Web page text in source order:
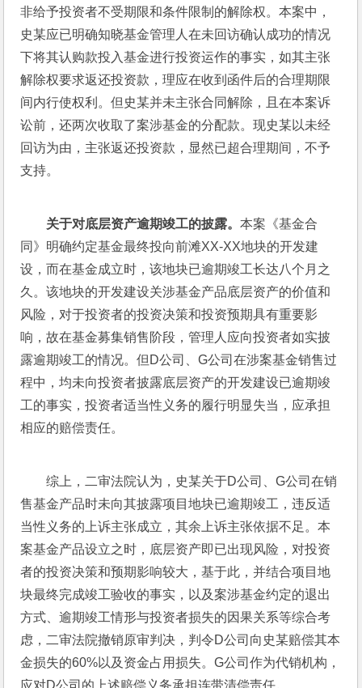
非给予投资者不受期限和条件限制的解除权。本案中，
史某应已明确知晓基金管理人在未回访确认成功的情况
下将其认购款投入基金进行投资运作的事实，如其主张
解除权要求返还投资款，理应在收到函件后的合理期限
间内行使权利。但史某并未主张合同解除，且在本案诉
讼前，还两次收取了案涉基金的分配款。现史某以未经
回访为由，主张返还投资款，显然已超合理期间，不予
支持。
关于对底层资产逾期竣工的披露。本案《基金合
同》明确约定基金最终投向前滩XX-XX地块的开发建
设，而在基金成立时，该地块已逾期竣工长达八个月之
久。该地块的开发建设关涉基金产品底层资产的价值和
风险，对于投资者的投资决策和投资预期具有重要影
响，故在基金募集销售阶段，管理人应向投资者如实披
露逾期竣工的情况。但D公司、G公司在涉案基金销售过
程中，均未向投资者披露底层资产的开发建设已逾期竣
工的事实，投资者适当性义务的履行明显失当，应承担
相应的赔偿责任。
综上，二审法院认为，史某关于D公司、G公司在销
售基金产品时未向其披露项目地块已逾期竣工，违反适
当性义务的上诉主张成立，其余上诉主张依据不足。本
案基金产品设立之时，底层资产即已出现风险，对投资
者的投资决策和预期影响较大，基于此，并结合项目地
块最终完成竣工验收的事实，以及案涉基金约定的退出
方式、逾期竣工情形与投资者损失的因果关系等综合考
虑，二审法院撤销原审判决，判令D公司向史某赔偿其本
金损失的60%以及资金占用损失。G公司作为代销机构，